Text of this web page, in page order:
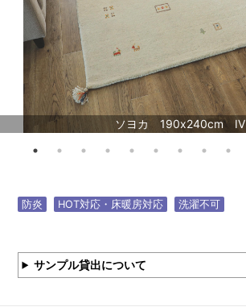
ソヨカ 190x240cm IV
防炎 HOT対応・床暖房対応 洗濯不可
サンプル貸出について